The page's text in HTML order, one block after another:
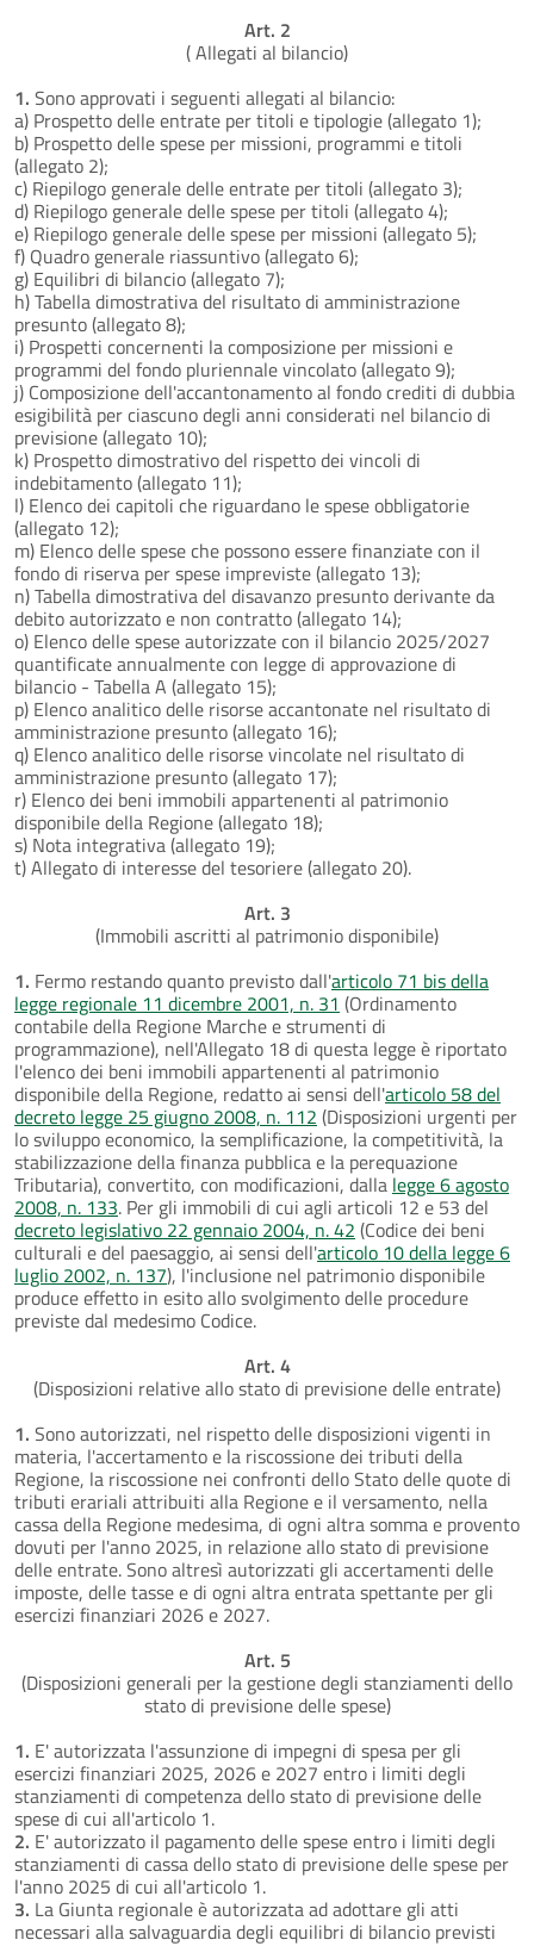
Art. 2
( Allegati al bilancio)
1. Sono approvati i seguenti allegati al bilancio:
a) Prospetto delle entrate per titoli e tipologie (allegato 1);
b) Prospetto delle spese per missioni, programmi e titoli
(allegato 2);
c) Riepilogo generale delle entrate per titoli (allegato 3);
d) Riepilogo generale delle spese per titoli (allegato 4);
e) Riepilogo generale delle spese per missioni (allegato 5);
f) Quadro generale riassuntivo (allegato 6);
g) Equilibri di bilancio (allegato 7);
h) Tabella dimostrativa del risultato di amministrazione
presunto (allegato 8);
i) Prospetti concernenti la composizione per missioni e
programmi del fondo pluriennale vincolato (allegato 9);
j) Composizione dell'accantonamento al fondo crediti di dubbia
esigibilità per ciascuno degli anni considerati nel bilancio di
previsione (allegato 10);
k) Prospetto dimostrativo del rispetto dei vincoli di
indebitamento (allegato 11);
l) Elenco dei capitoli che riguardano le spese obbligatorie
(allegato 12);
m) Elenco delle spese che possono essere finanziate con il
fondo di riserva per spese impreviste (allegato 13);
n) Tabella dimostrativa del disavanzo presunto derivante da
debito autorizzato e non contratto (allegato 14);
o) Elenco delle spese autorizzate con il bilancio 2025/2027
quantificate annualmente con legge di approvazione di
bilancio - Tabella A (allegato 15);
p) Elenco analitico delle risorse accantonate nel risultato di
amministrazione presunto (allegato 16);
q) Elenco analitico delle risorse vincolate nel risultato di
amministrazione presunto (allegato 17);
r) Elenco dei beni immobili appartenenti al patrimonio
disponibile della Regione (allegato 18);
s) Nota integrativa (allegato 19);
t) Allegato di interesse del tesoriere (allegato 20).
Art. 3
(Immobili ascritti al patrimonio disponibile)
1. Fermo restando quanto previsto dall'articolo 71 bis della
legge regionale 11 dicembre 2001, n. 31 (Ordinamento
contabile della Regione Marche e strumenti di
programmazione), nell'Allegato 18 di questa legge è riportato
l'elenco dei beni immobili appartenenti al patrimonio
disponibile della Regione, redatto ai sensi dell'articolo 58 del
decreto legge 25 giugno 2008, n. 112 (Disposizioni urgenti per
lo sviluppo economico, la semplificazione, la competitività, la
stabilizzazione della finanza pubblica e la perequazione
Tributaria), convertito, con modificazioni, dalla legge 6 agosto
2008, n. 133. Per gli immobili di cui agli articoli 12 e 53 del
decreto legislativo 22 gennaio 2004, n. 42 (Codice dei beni
culturali e del paesaggio, ai sensi dell'articolo 10 della legge 6
luglio 2002, n. 137), l'inclusione nel patrimonio disponibile
produce effetto in esito allo svolgimento delle procedure
previste dal medesimo Codice.
Art. 4
(Disposizioni relative allo stato di previsione delle entrate)
1. Sono autorizzati, nel rispetto delle disposizioni vigenti in
materia, l'accertamento e la riscossione dei tributi della
Regione, la riscossione nei confronti dello Stato delle quote di
tributi erariali attribuiti alla Regione e il versamento, nella
cassa della Regione medesima, di ogni altra somma e provento
dovuti per l'anno 2025, in relazione allo stato di previsione
delle entrate. Sono altresì autorizzati gli accertamenti delle
imposte, delle tasse e di ogni altra entrata spettante per gli
esercizi finanziari 2026 e 2027.
Art. 5
(Disposizioni generali per la gestione degli stanziamenti dello
stato di previsione delle spese)
1. E' autorizzata l'assunzione di impegni di spesa per gli
esercizi finanziari 2025, 2026 e 2027 entro i limiti degli
stanziamenti di competenza dello stato di previsione delle
spese di cui all'articolo 1.
2. E' autorizzato il pagamento delle spese entro i limiti degli
stanziamenti di cassa dello stato di previsione delle spese per
l'anno 2025 di cui all'articolo 1.
3. La Giunta regionale è autorizzata ad adottare gli atti
necessari alla salvaguardia degli equilibri di bilancio previsti